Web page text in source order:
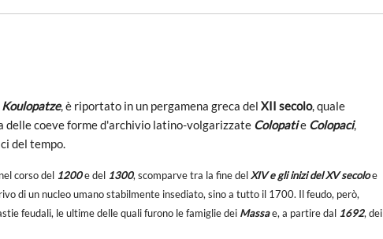
Koulopatze, è riportato in un pergamena greca del XII secolo, quale
coeve forme d'archivio latino-volgarizzate Colopatie Colopaci,
del tempo.
corso del 1200e del 1300, scomparve tra la fine del XIV e gli inizi del XV secoloe
di un nucleo umano stabilmente insediato, sino a tutto il 1700. Il feudo, però,
feudali, le ultime delle quali furono le famiglie dei Massae, a partire dal 1692, dei